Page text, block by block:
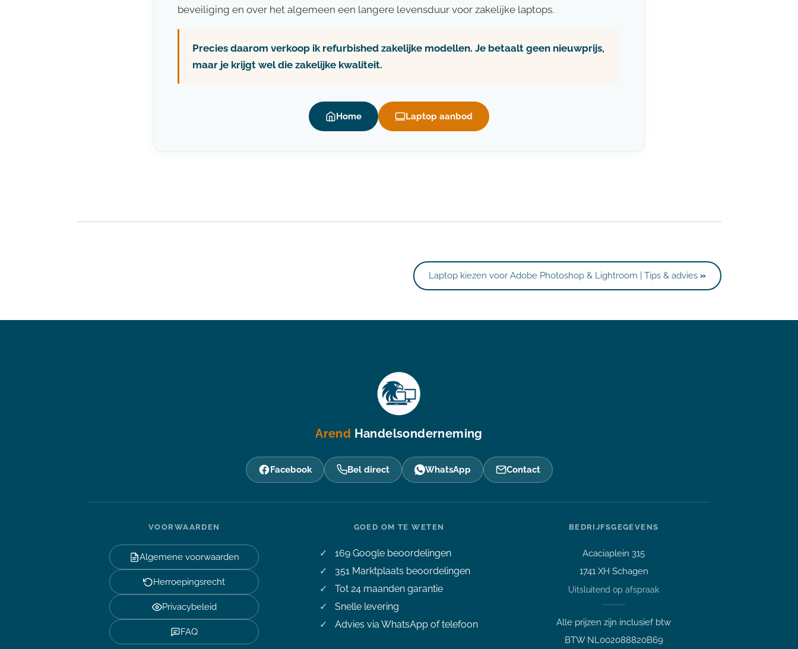
beveiliging en over het algemeen een langere levensduur voor zakelijke laptops.
Precies daarom verkoop ik refurbished zakelijke modellen. Je betaalt geen nieuwprijs,
maar je krijgt wel die zakelijke kwaliteit.
Home Laptop aanbod
Laptop kiezen voor Adobe Photoshop & Lightroom | Tips & advies»
Arend Handelsonderneming
Facebook Bel direct WhatsApp Contact
VOORWAARDEN
Algemene voorwaarden
Herroepingsrecht
Privacybeleid
FAQ
GOED OM TE WETEN
169 Google beoordelingen
351 Marktplaats beoordelingen
Tot 24 maanden garantie
Snelle levering
Advies via WhatsApp of telefoon
BEDRIJFSGEGEVENS
Acaciaplein 315
1741 XH Schagen
Uitsluitend op afspraak
Alle prijzen zijn inclusief btw
BTW NL002088820B69
Welk apparaat past bij mij?
Afhalen of bezichtigen